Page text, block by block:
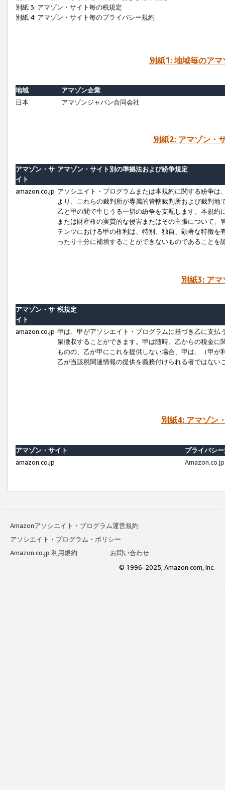
別紙 3: アマゾン・サイト毎の税規定
別紙 4: アマゾン・サイト毎のプライバシー規約
別紙1: 地域毎のア
地域
アマゾン企業
日本
アマゾンジャパン合同会社
別紙2: アマゾン・
アマゾン・サ
イト
アマゾン・サイト別の準拠法および紛争規定
amazon.co.jp アソシエイト・プログラムまたは本規約に関する紛争
より、これらの裁判所が専属的管轄裁判所および裁判
乙と甲の間で生じうる一切の紛争を支配します。本規
または財産権の実質的な侵害またはその主張について
テンツにおける甲の権利は、特別、独自、顕著な特徴
ったり十分に補填することができないものであることを
別紙3: ア
アマゾン・サ
イト
税規定
amazon.co.jp 甲は、甲がアソシエイト・プログラムに基づき乙に支
泉徴収することができます。甲は随時、乙からの税金
ものの、乙が甲にこれを提供しない場合、甲は、（甲
乙が当該税関連情報の提供を義務付けられる者ではな
別紙4: アマゾン
アマゾン・サイト
プライバシ
amazon.co.jp
Amazonアソシエイト・プログラム運営規約
アソシエイト・プログラム・ポリシー
Amazon.co.jp 利用規約
お問い合わせ
© 1996-2025, Amazon.com, Inc.